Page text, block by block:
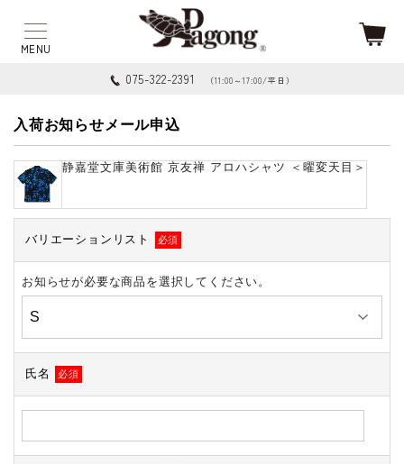
075-322-2391 （11:00～17:00/平日）
入荷お知らせメール申込
静嘉堂文庫美術館 京友禅 アロハシャツ ＜曜変天目＞
バリエーションリスト 必須
お知らせが必要な商品を選択してください。
氏名 必須